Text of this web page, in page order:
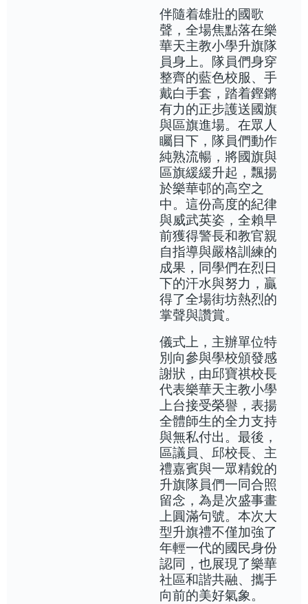
伴隨着雄壯的國歌
聲，全場焦點落在樂
華天主教小學升旗隊
員身上。隊員們身穿
整齊的藍色校服、手
戴白手套，踏着鏗鏘
有力的正步護送國旗
與區旗進場。在眾人
矚目下，隊員們動作
純熟流暢，將國旗與
區旗緩緩升起，飄揚
於樂華邨的高空之
中。這份高度的紀律
與威武英姿，全賴早
前獲得警長和教官親
自指導與嚴格訓練的
成果，同學們在烈日
下的汗水與努力，贏
得了全場街坊熱烈的
掌聲與讚賞。
儀式上，主辦單位特
別向參與學校頒發感
謝狀，由邱寶祺校長
代表樂華天主教小學
上台接受榮譽，表揚
全體師生的全力支持
與無私付出。最後，
區議員、邱校長、主
禮嘉賓與一眾精銳的
升旗隊員們一同合照
留念，為是次盛事畫
上圓滿句號。本次大
型升旗禮不僅加強了
年輕一代的國民身份
認同，也展現了樂華
社區和諧共融、攜手
向前的美好氣象。